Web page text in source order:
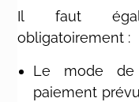
Il faut
obligatoirement :
Le mode
paiement